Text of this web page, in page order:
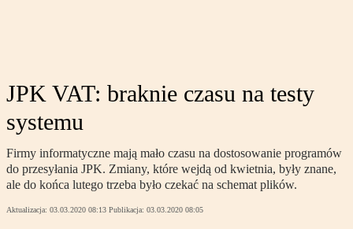
JPK VAT: braknie czasu na testy
systemu
Firmy informatyczne mają mało czasu na dostosowanie programów
do przesyłania JPK. Zmiany, które wejdą od kwietnia, były znane,
ale do końca lutego trzeba było czekać na schemat plików.
Aktualizacja: 03.03.2020 08:13 Publikacja: 03.03.2020 08:05